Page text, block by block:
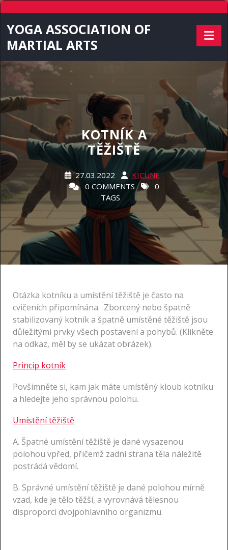
Skip
content
YOGA ASSOCIATION OF
MARTIAL ARTS
KOTNÍK A
TĚŽIŠTĚ
27.03.2022
KICUNE
0 COMMENTS
0
TAGS
Otázka kotníku a umístění těžiště je často na
cvičeních připomínána. Zborcený nebo špatně
stabilizovaný kotník a špatně umístěné těžiště jsou
důležitými prvky všech postavení a pohybů. (Klikněte
na odkaz, měl by se ukázat obrázek).
Princip kotník
Povšimněte si, kam jak máte umístěný kloub kotníku
a hledejte jeho správnou polohu.
Umístění těžiště
A. Špatné umístění těžiště je dané vysazenou
polohou vpřed, přičemž zadní strana těla náležitě
postrádá vědomí.
B. Správné umístění těžiště je dané polohou mírně
vzad, kde je tělo těžší, a vyrovnává tělesnou
disproporci dvojpohlavního organizmu.